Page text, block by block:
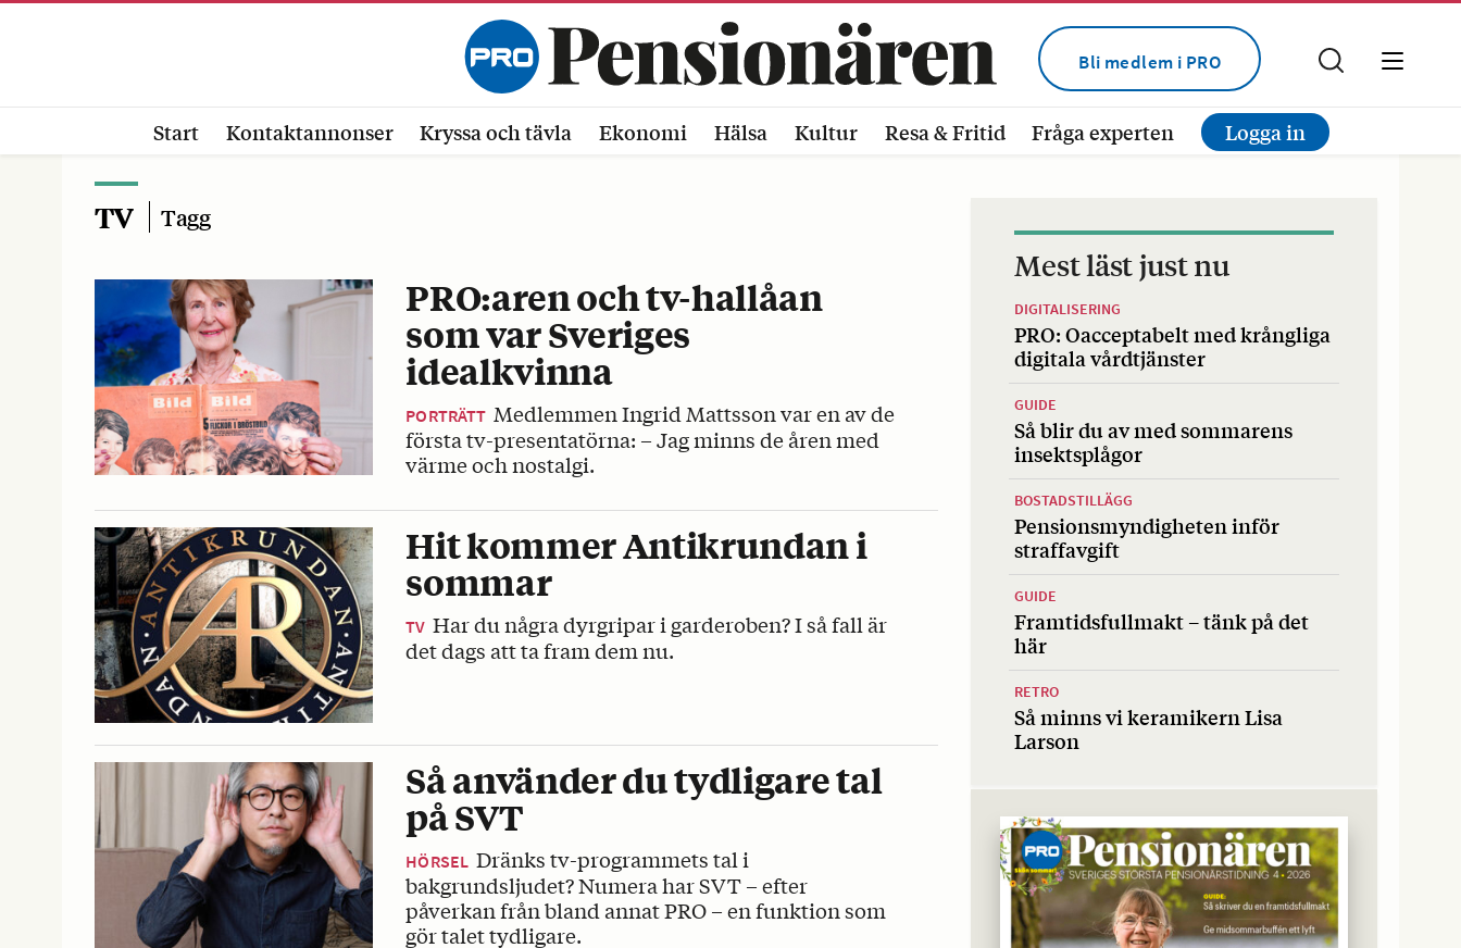
Bli medlem i PRO
Start Kontaktannonser Kryssa och tävla Ekonomi Hälsa Kultur Resa & Fritid Fråga experten Logga in
TV Tagg
PRO:aren och tv-hallåan
som var Sveriges
idealkvinna
PORTRÄTT Medlemmen Ingrid Mattsson var en av de
första tv-presentatörna: – Jag minns de åren med
värme och nostalgi.
Hit kommer Antikrundan i
sommar
TV Har du några dyrgripar i garderoben? I så fall är
det dags att ta fram dem nu.
Så använder du tydligare tal
på SVT
HÖRSEL Dränks tv-programmets tal i
bakgrundsljudet? Numera har SVT – efter
påverkan från bland annat PRO – en funktion som
gör talet tydligare.
Mest läst just nu
DIGITALISERING
PRO: Oacceptabelt med krångliga
digitala vårdtjänster
GUIDE
Så blir du av med sommarens
insektsplågor
BOSTADSTILLÄGG
Pensionsmyndigheten inför
straffavgift
GUIDE
Framtidsfullmakt – tänk på det
här
RETRO
Så minns vi keramikern Lisa
Larson